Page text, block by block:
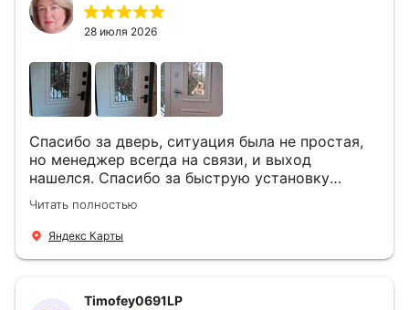
28 июля 2026
Спасибо за дверь, ситуация была не простая,
но менеджер всегда на связи, и выход
нашелся. Спасибо за быструю установку
Роману, один и привёз, и установил. Надеюсь,
что дверь нам долго послужит
Читать полностью
Яндекс Карты
Timofey0691LP